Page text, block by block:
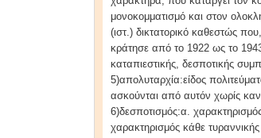
μονοκομματισμό και στον
(ιστ.) δικτατορικό καθεστώς
κράτησε από το 1922 ως το
καταπιεστικής, δεσποτικής
5)απολυταρχία:είδος
ασκούνται από αυτόν χωρίς
6)δεσποτισμός:α.
χαρακτηρισμός κάθε